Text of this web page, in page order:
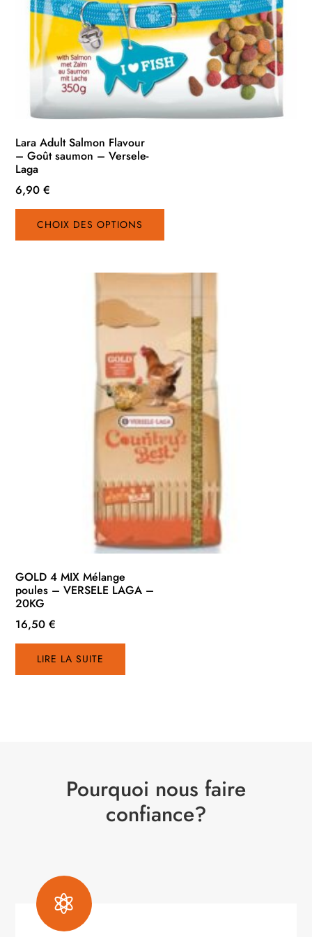
Lara Adult Salmon Flavour
– Goût saumon – Versele-
Laga
6,90€
CHOIX DES OPTIONS
Ce
a
variations.
options
peuvent
être
choisies
sur
la
page
du
produit
GOLD 4 MIX Mélange
poules – VERSELE LAGA –
20KG
16,50€
LIRE LA SUITE
Pourquoi nous faire
confiance?
